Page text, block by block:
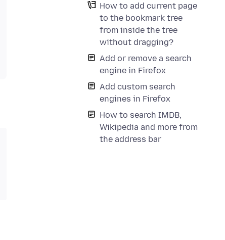
How to add current page
to the bookmark tree
from inside the tree
without dragging?
Add or remove a search
engine in Firefox
Add custom search
engines in Firefox
How to search IMDB,
Wikipedia and more from
the address bar